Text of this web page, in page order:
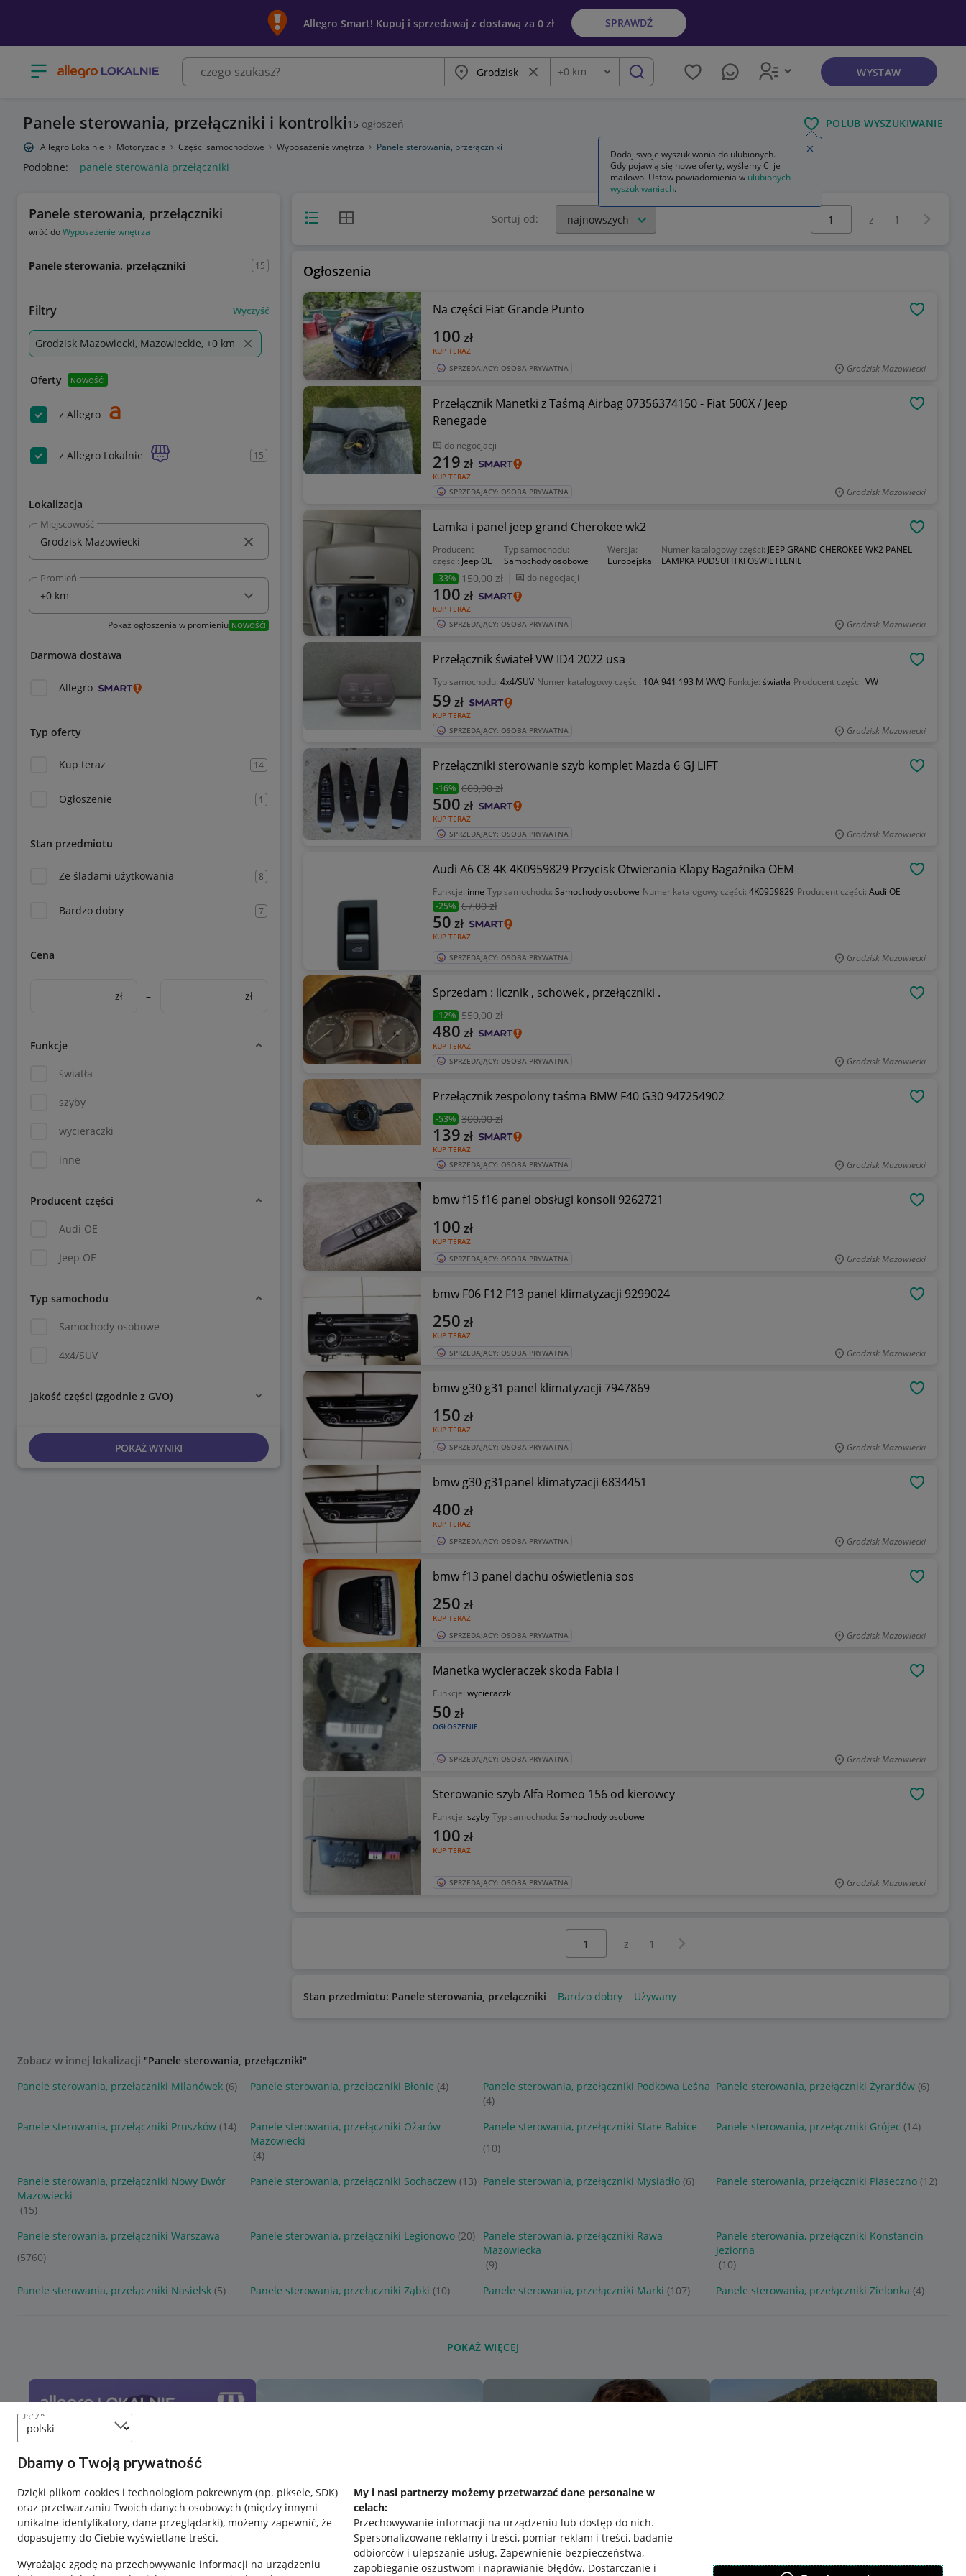
język
Dbamy o Twoją prywatność
Dzięki plikom cookies i technologiom pokrewnym (np. piksele, SDK)
oraz przetwarzaniu Twoich danych osobowych (między innymi
unikalne identyfikatory, dane przeglądarki), możemy zapewnić, że
dopasujemy do Ciebie wyświetlane treści.
Wyrażając zgodę na przechowywanie informacji na urządzeniu
My i nasi partnerzy możemy przetwarzać dane personalne w
celach:
Przechowywanie informacji na urządzeniu lub dostęp do nich.
Spersonalizowane reklamy i treści, pomiar reklam i treści, badanie
odbiorców i ulepszanie usług. Zapewnienie bezpieczeństwa,
zapobieganie oszustwom i naprawianie błędów. Dostarczanie i
Allegro Smart! Kupuj i sprzedawaj z dostawą za 0 zł SPRAWDŹ
Otwórz menu z kategoriami Miasto Wyczyść frazę
Odległość
+0 km szukaj WYSTAW
Panele sterowania, przełączniki i kontrolki15 ogłoszeń POLUB WYSZUKIWANIE
Allegro Lokalnie Motoryzacja Części samochodowe Wyposażenie wnętrza Panele sterowania, przełączniki
Podobne: panele sterowania przełączniki
Panele sterowania, przełączniki
wróć doWyposażenie wnętrza
Panele sterowania, przełączniki 15
Filtry Wyczyść
Grodzisk Mazowiecki, Mazowieckie, +0 km
Oferty NOWOŚĆ!
z Allegro
z Allegro Lokalnie 15
Lokalizacja
Miejscowość
Promień
Pokaż ogłoszenia w promieniu NOWOŚĆ!
Darmowa dostawa
Allegro
Typ oferty
Kup teraz 14
Ogłoszenie 1
Stan przedmiotu
Ze śladami użytkowania 8
Bardzo dobry 7
Cena
zł – zł
Funkcje
światła
szyby
wycieraczki
inne
Producent części
Audi OE
Jeep OE
Typ samochodu
Samochody osobowe
4x4/SUV
Jakość części (zgodnie z GVO)
POKAŻ WYNIKI
Widok listyWidok siatki Sortuj od:
Wybierz stronę:
z 1
Ogłoszenia
Na części Fiat Grande Punto
KUP TERAZ
100 zł
SPRZEDAJĄCY: OSOBA PRYWATNA Grodzisk Mazowiecki
Przełącznik Manetki z Taśmą Airbag 07356374150 - Fiat 500X / Jeep
Renegade
do negocjacji
KUP TERAZ
219 zł
SPRZEDAJĄCY: OSOBA PRYWATNA Grodzisk Mazowiecki
Lamka i panel jeep grand Cherokee wk2
Producent
części: Jeep OE
Typ samochodu:
Samochody osobowe
Wersja:
Europejska
Numer katalogowy części: JEEP GRAND CHEROKEE WK2 PANEL
LAMPKA PODSUFITKI OSWIETLENIE
-33% 150,00 zł do negocjacji
KUP TERAZ
100 zł
SPRZEDAJĄCY: OSOBA PRYWATNA Grodzisk Mazowiecki
Przełącznik świateł VW ID4 2022 usa
Typ samochodu: 4x4/SUV Numer katalogowy części: 10A 941 193 M WVQ Funkcje: światła Producent części: VW
KUP TERAZ
59 zł
SPRZEDAJĄCY: OSOBA PRYWATNA Grodzisk Mazowiecki
Przełączniki sterowanie szyb komplet Mazda 6 GJ LIFT
-16% 600,00 zł
KUP TERAZ
500 zł
SPRZEDAJĄCY: OSOBA PRYWATNA Grodzisk Mazowiecki
Audi A6 C8 4K 4K0959829 Przycisk Otwierania Klapy Bagażnika OEM
Funkcje: inne Typ samochodu: Samochody osobowe Numer katalogowy części: 4K0959829 Producent części: Audi OE
-25% 67,00 zł
KUP TERAZ
50 zł
SPRZEDAJĄCY: OSOBA PRYWATNA Grodzisk Mazowiecki
Sprzedam : licznik , schowek , przełączniki .
-12% 550,00 zł
KUP TERAZ
480 zł
SPRZEDAJĄCY: OSOBA PRYWATNA Grodzisk Mazowiecki
Przełącznik zespolony taśma BMW F40 G30 947254902
-53% 300,00 zł
KUP TERAZ
139 zł
SPRZEDAJĄCY: OSOBA PRYWATNA Grodzisk Mazowiecki
bmw f15 f16 panel obsługi konsoli 9262721
KUP TERAZ
100 zł
SPRZEDAJĄCY: OSOBA PRYWATNA Grodzisk Mazowiecki
bmw F06 F12 F13 panel klimatyzacji 9299024
KUP TERAZ
250 zł
SPRZEDAJĄCY: OSOBA PRYWATNA Grodzisk Mazowiecki
bmw g30 g31 panel klimatyzacji 7947869
KUP TERAZ
150 zł
SPRZEDAJĄCY: OSOBA PRYWATNA Grodzisk Mazowiecki
bmw g30 g31panel klimatyzacji 6834451
KUP TERAZ
400 zł
SPRZEDAJĄCY: OSOBA PRYWATNA Grodzisk Mazowiecki
bmw f13 panel dachu oświetlenia sos
KUP TERAZ
250 zł
SPRZEDAJĄCY: OSOBA PRYWATNA Grodzisk Mazowiecki
Manetka wycieraczek skoda Fabia I
Funkcje: wycieraczki
OGŁOSZENIE
50 zł
SPRZEDAJĄCY: OSOBA PRYWATNA Grodzisk Mazowiecki
Sterowanie szyb Alfa Romeo 156 od kierowcy
Funkcje: szyby Typ samochodu: Samochody osobowe
KUP TERAZ
100 zł
SPRZEDAJĄCY: OSOBA PRYWATNA Grodzisk Mazowiecki
z 1 Następna strona
Stan przedmiotu: Panele sterowania, przełączniki Bardzo dobry Używany
Zobacz w innej lokalizacji "Panele sterowania, przełączniki"
Panele sterowania, przełączniki Milanówek (6) Panele sterowania, przełączniki Błonie (4)
Panele sterowania, przełączniki Podkowa Leśna
(4)
Panele sterowania, przełączniki Żyrardów (6)
Panele sterowania, przełączniki Pruszków (14)
Panele sterowania, przełączniki Ożarów
Mazowiecki
(4)
Panele sterowania, przełączniki Stare Babice
(10)
Panele sterowania, przełączniki Grójec (14)
Panele sterowania, przełączniki Nowy Dwór
Mazowiecki
(15)
Panele sterowania, przełączniki Sochaczew (13) Panele sterowania, przełączniki Mysiadło (6) Panele sterowania, przełączniki Piaseczno (12)
Panele sterowania, przełączniki Warszawa
(5760)
Panele sterowania, przełączniki Legionowo (20)
Panele sterowania, przełączniki Rawa
Mazowiecka
(9)
Panele sterowania, przełączniki Konstancin-
Jeziorna
(10)
Panele sterowania, przełączniki Nasielsk (5) Panele sterowania, przełączniki Ząbki (10) Panele sterowania, przełączniki Marki (107) Panele sterowania, przełączniki Zielonka (4)
POKAŻ WIĘCEJ
Dodaj swoje wyszukiwania do ulubionych.
Gdy pojawią się nowe oferty, wyślemy Ci je
mailowo. Ustaw powiadomienia w ulubionych
wyszukiwaniach.
Zamknij wskazówkę